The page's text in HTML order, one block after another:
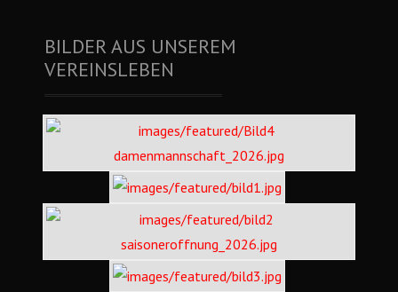
BILDER AUS UNSEREM
VEREINSLEBEN